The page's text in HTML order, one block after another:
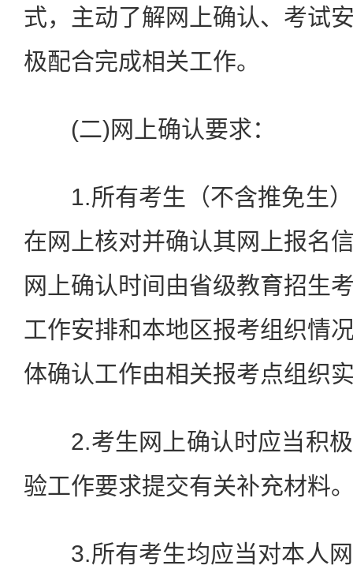
式，主动了解网上确认、考试
极配合完成相关工作。
(二)网上确认要求：
1.所有考生（不含推免生）
在网上核对并确认其网上报名
网上确认时间由省级教育招生
工作安排和本地区报考组织情
体确认工作由相关报考点组织
2.考生网上确认时应当积极
验工作要求提交有关补充材料
3.所有考生均应当对本人网